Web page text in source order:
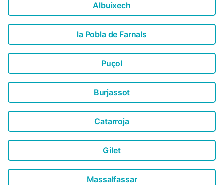
Albuixech
la Pobla de Farnals
Puçol
Burjassot
Catarroja
Gilet
Massalfassar